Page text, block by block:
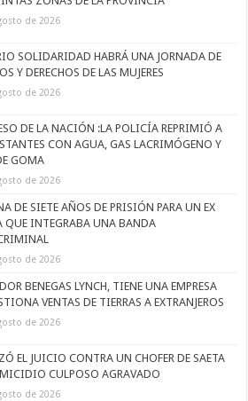
de 2026
SOLIDARIDAD HABRÁ UNA JORNADA DE
Y DERECHOS DE LAS MUJERES
de 2026
DE LA NACIÓN :LA POLICÍA REPRIMIÓ A
CON AGUA, GAS LACRIMÓGENO Y
GOMA
de 2026
DE SIETE AÑOS DE PRISIÓN PARA UN EX
QUE INTEGRABA UNA BANDA
de 2026
BENEGAS LYNCH, TIENE UNA EMPRESA
VENTAS DE TIERRAS A EXTRANJEROS
de 2026
EL JUICIO CONTRA UN CHOFER DE SAETA
CULPOSO AGRAVADO
de 2026